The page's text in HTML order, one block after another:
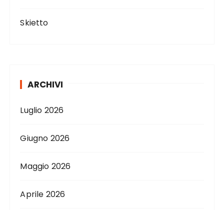
Skietto
ARCHIVI
Luglio 2026
Giugno 2026
Maggio 2026
Aprile 2026